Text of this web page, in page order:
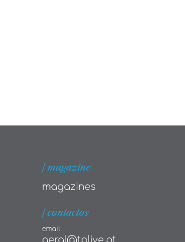
| magazine
magazines
| contactos
email